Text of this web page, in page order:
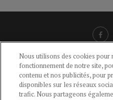
LIENS
CGU-POLITIQUE DE
MENTIONS
Nous utilisons des cookies pour
fonctionnement de notre site,
contenu et nos publicités, pour
disponibles sur les réseaux
trafic. Nous partageons